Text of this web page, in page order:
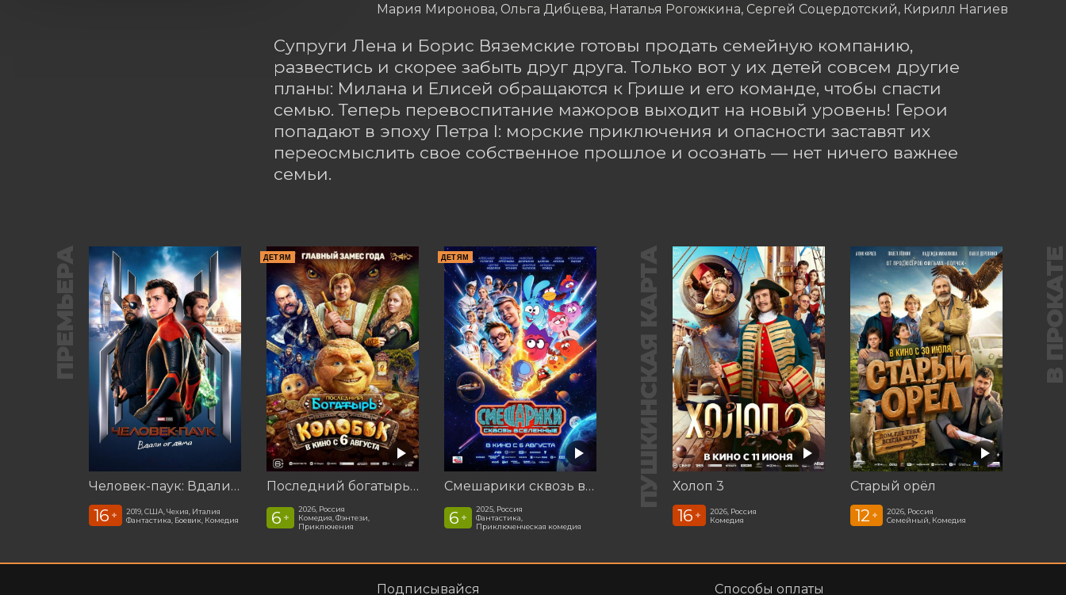
Мария Миронова, Ольга Дибцева, Наталья Рогожкина, Сергей Соцердотский, Кирилл Нагиев
Супруги Лена и Борис Вяземские готовы продать семейную компанию,
развестись и скорее забыть друг друга. Только вот у их детей совсем другие
планы: Милана и Елисей обращаются к Грише и его команде, чтобы спасти
семью. Теперь перевоспитание мажоров выходит на новый уровень! Герои
попадают в эпоху Петра I: морские приключения и опасности заставят их
переосмыслить свое собственное прошлое и осознать — нет ничего важнее
семьи.
ПРЕМЬЕРА
Человек-паук: Вдали от дома (2019)
16 +
2019, США, Чехия, Италия
Фантастика, Боевик, Комедия
ДЕТЯМ
Последний богатырь. Колобок
6 +
2026, Россия
Комедия, Фэнтези,
Приключения
ДЕТЯМ
Смешарики сквозь вселенные
6 +
2025, Россия
Фантастика,
Приключенческая комедия
ПУШКИНСКАЯ КАРТА Холоп 3
16 +
2026, Россия
Комедия
Старый орёл
12 +
2026, Россия
Семейный, Комедия
В
Подписывайся Способы оплаты